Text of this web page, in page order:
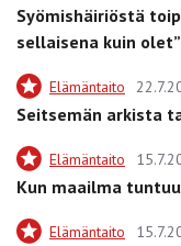
Syömishäiriöstä
sellaisena kuin olet”
Elämäntaito
Seitsemän arkista
Elämäntaito
Kun maailma
Elämäntaito